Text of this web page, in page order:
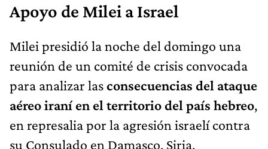
Apoyo de Milei a Israel
Milei presidió la noche del domingo una
reunión de un comité de crisis convocada
para analizar lasconsecuencias del ataque
aéreo iraní en el territorio del país hebreo,
en represalia por la agresión israelí contra
su Consulado en Damasco, Siria.